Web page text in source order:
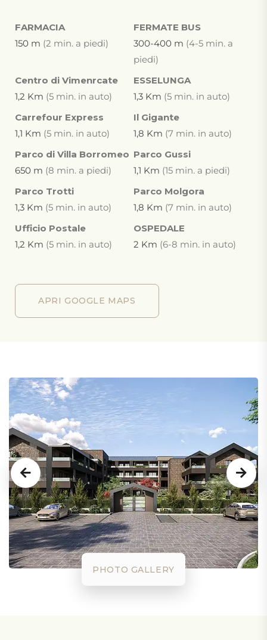
FARMACIA
150 m (2 min. a piedi)
FERMATE BUS
300-400 m (4-5 min. a
piedi)
Centro di Vimenrcate
1,2 Km (5 min. in auto)
ESSELUNGA
1,3 Km (5 min. in auto)
Carrefour Express
1,1 Km (5 min. in auto)
Il Gigante
1,8 Km (7 min. in auto)
Parco di Villa Borromeo
650 m (8 min. a piedi)
Parco Gussi
1,1 Km (15 min. a piedi)
Parco Trotti
1,3 Km (5 min. in auto)
Parco Molgora
1,8 Km (7 min. in auto)
Ufficio Postale
1,2 Km (5 min. in auto)
OSPEDALE
2 Km (6-8 min. in auto)
APRI GOOGLE MAPS
APRI GOOGLE MAPS
PHOTO GALLERY